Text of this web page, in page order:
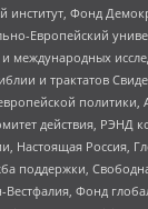
институт, Фонд
Европейский
международных
и трактатов
политики,
действия, РЭНД
Настоящая Россия,
поддержки,
Вестфалия, Фонд